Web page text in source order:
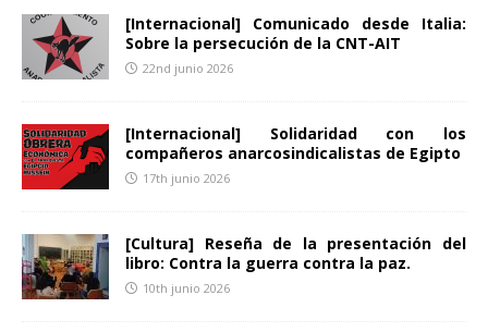
[Internacional] Comunicado desde Italia:
Sobre la persecución de la CNT-AIT
22nd junio 2026
[Internacional] Solidaridad con los
compañeros anarcosindicalistas de Egipto
17th junio 2026
[Cultura] Reseña de la presentación del
libro: Contra la guerra contra la paz.
10th junio 2026